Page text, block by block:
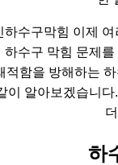
하수구막힘 이제
하수구 막힘 문제
적함을 방해하는
이 알아보겠습니
하